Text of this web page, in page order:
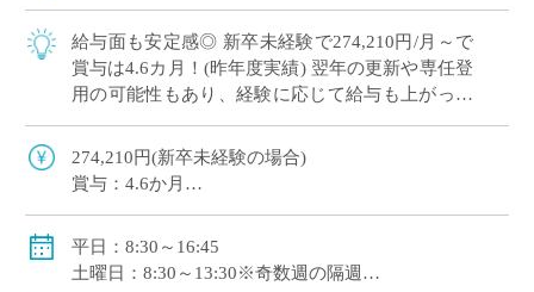
給与面も安定感◎ 新卒未経験で274,210円/月～で
賞与は4.6カ月！(昨年度実績) 翌年の更新や専任登
用の可能性もあり、経験に応じて給与も上がって
があり、国立大学などを […]
274,210円(新卒未経験の場合)
賞与：4.6か月
自動車通勤可
平日：8:30～16:45
土曜日：8:30～13:30※奇数週の隔週